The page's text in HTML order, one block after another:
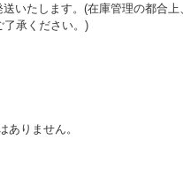
いたします。(在庫管理の都合
了承ください。)
ありません。